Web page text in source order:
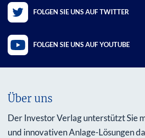
FOLGEN SIE UNS AUF TWITTER
FOLGEN SIE UNS AUF YOUTUBE
Über uns
Der Investor Verlag unterstützt Sie
und innovativen Anlage-Lösungen